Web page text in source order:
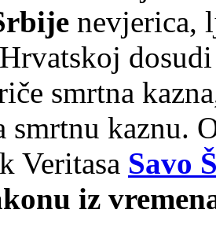
nevjerica,
smrtna
smrtnu kaznu.
Veritasa Savo
iz